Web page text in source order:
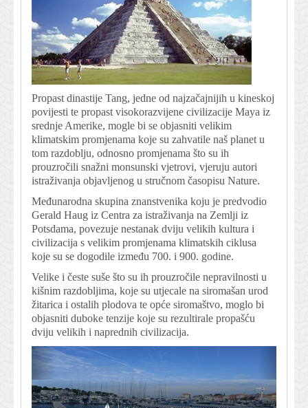
Propast dinastije Tang, jedne od najzačajnijih u kineskoj
povijesti te propast visokorazvijene civilizacije Maya iz
srednje Amerike, mogle bi se objasniti velikim
klimatskim promjenama koje su zahvatile naš planet u
tom razdoblju, odnosno promjenama što su ih
prouzročili snažni monsunski vjetrovi, vjeruju autori
istraživanja objavljenog u stručnom časopisu Nature.
Međunarodna skupina znanstvenika koju je predvodio
Gerald Haug iz Centra za istraživanja na Zemlji iz
Potsdama, povezuje nestanak dviju velikih kultura i
civilizacija s velikim promjenama klimatskih ciklusa
koje su se dogodile između 700. i 900. godine.
Velike i česte suše što su ih prouzročile nepravilnosti u
kišnim razdobljima, koje su utjecale na siromašan urod
žitarica i ostalih plodova te opće siromaštvo, moglo bi
objasniti duboke tenzije koje su rezultirale propašću
dviju velikih i naprednih civilizacija.